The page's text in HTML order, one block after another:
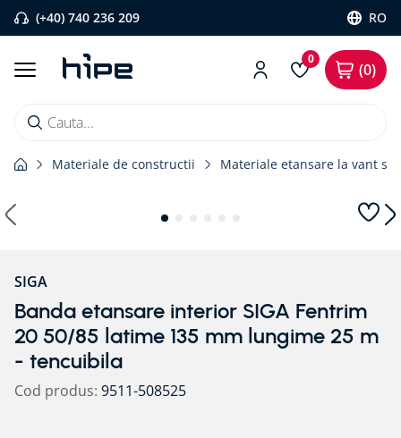
(+40) 740 236 209 RO
0
0
Cauta...
Căutări populare
5.
banda precomprimata
strapungeri
placa blaugelb
Materiale de constructii Materiale etansare la vant si
SIGA
Banda etansare interior SIGA Fentrim
20 50/85 latime 135 mm lungime 25 m
- tencuibila
Cod produs: 9511-508525